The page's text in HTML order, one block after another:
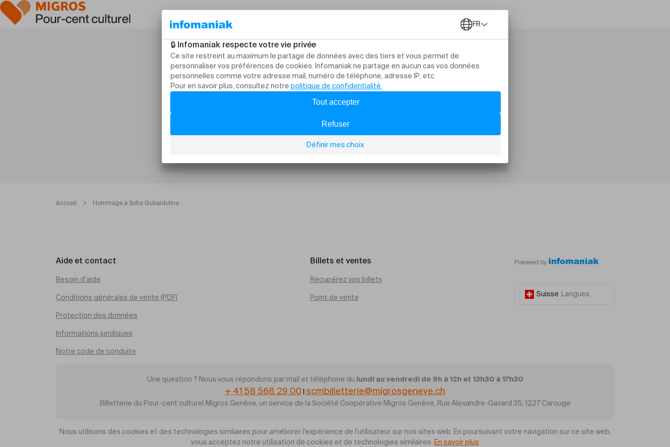
Accueil Hommage à Sofia Gubaidulina
Aide et contact
Besoin d’aide
Conditions générales de vente (PDF)
Protection des données
Informations juridiques
Notre code de conduite
Billets et ventes
Récupérez vos billets
Point de vente
Powered by
Suisse Langues
Une question ? Nous vous répondons par mail et téléphone du lundi au vendredi de 9h à 12h et 13h30 à 17h30
+ 41 58 568 29 00 scmbilletterie@migrosgeneve.ch
Billetterie du Pour-cent culturel Migros Genève, un service de la Société Coopérative Migros Genève, Rue Alexandre-Gavard 35, 1227 Carouge
Nous utilisons des cookies et des technologies similaires pour améliorer l'expérience de l'utilisateur sur nos sites web. En poursuivant votre navigation sur ce site web,
vous acceptez notre utilisation de cookies et de technologies similaires. En savoir plus